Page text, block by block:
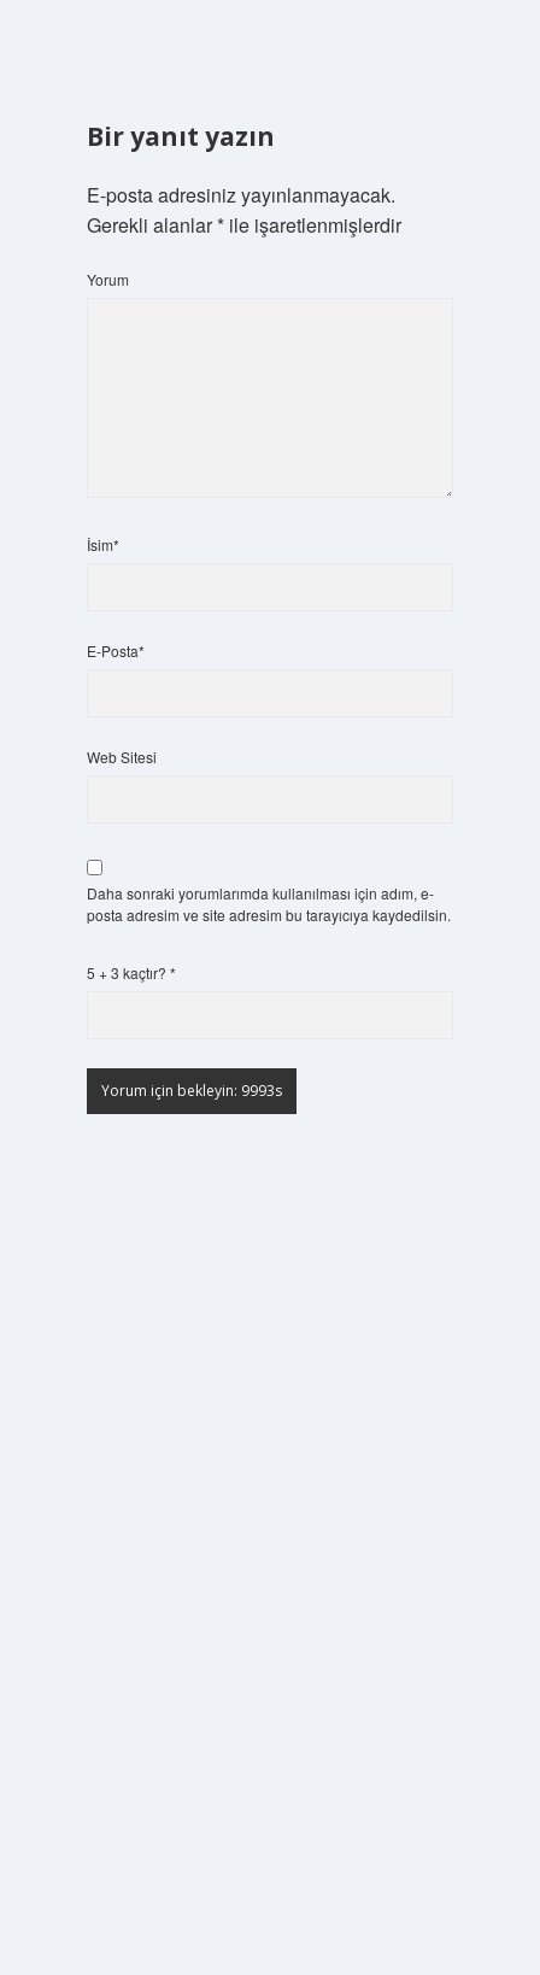
Bir yanıt yazın
E-posta adresiniz yayınlanmayacak.
Gerekli alanlar*ile işaretlenmişlerdir
Yorum
İsim*
E-Posta*
Web Sitesi
Daha sonraki yorumlarımda kullanılması için adım, e-
posta adresim ve site adresim bu tarayıcıya kaydedilsin.
5 + 3 kaçtır? *